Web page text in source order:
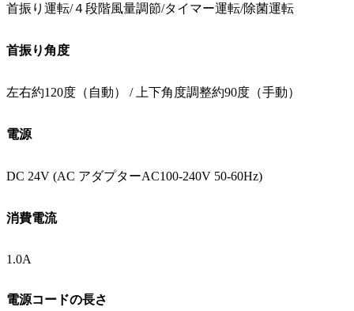
首振り運転/４段階風量調節/タイマー運転/除菌運転
首振り角度
左右約120度（自動） / 上下角度調整約90度（手動）
電源
DC 24V (AC アダプターAC100-240V 50-60Hz)
消費電流
1.0A
電源コードの長さ